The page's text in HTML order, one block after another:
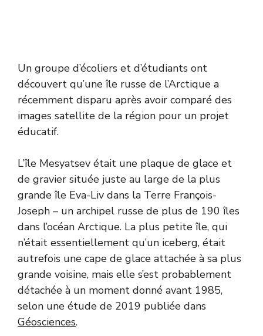
Un groupe d’écoliers et d’étudiants ont
découvert qu’une île russe de l’Arctique a
récemment disparu après avoir comparé des
images satellite de la région pour un projet
éducatif.
L’île Mesyatsev était une plaque de glace et
de gravier située juste au large de la plus
grande île Eva-Liv dans la Terre François-
Joseph – un archipel russe de plus de 190 îles
dans l’océan Arctique. La plus petite île, qui
n’était essentiellement qu’un iceberg, était
autrefois une cape de glace attachée à sa plus
grande voisine, mais elle s’est probablement
détachée à un moment donné avant 1985,
selon une étude de 2019 publiée dans
Géosciences.